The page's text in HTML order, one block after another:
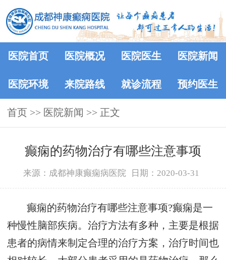
医院首页 医院概况 医院医生 医院新闻
医院环境 来院路线 就诊流程 预约医生
首页 >> 医院新闻 >> 正文
癫痫的药物治疗有哪些注意事项
来源：成都神康癫痫病医院 日期：2020-03-31
癫痫的药物治疗有哪些注意事项?癫痫是一
种慢性脑部疾病。治疗方法有多种，主要是根据
患者的病情来制定合理的治疗方案，治疗时间也